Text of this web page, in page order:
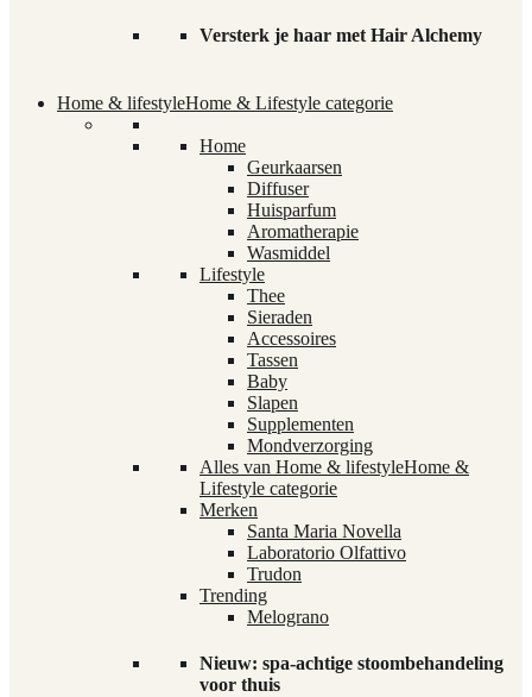
Versterk je haar met Hair Alchemy
Home & lifestyleHome & Lifestyle categorie
Home
Geurkaarsen
Diffuser
Huisparfum
Aromatherapie
Wasmiddel
Lifestyle
Thee
Sieraden
Accessoires
Tassen
Baby
Slapen
Supplementen
Mondverzorging
Alles van Home & lifestyleHome &
Lifestyle categorie
Merken
Santa Maria Novella
Laboratorio Olfattivo
Trudon
Trending
Melograno
Nieuw: spa-achtige stoombehandeling
voor thuis